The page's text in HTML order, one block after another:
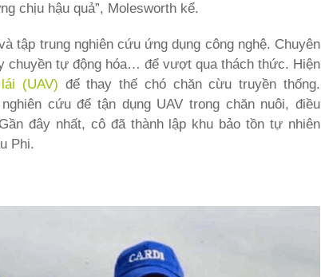
chịu hậu quả”, Molesworth kể.
tập trung nghiên cứu ứng dụng công nghệ. Chuyên
chuyền tự động hóa… để vượt qua thách thức. Hiện
(UAV) để thay thế chó chăn cừu truyền thống.
cứu để tận dụng UAV trong chăn nuôi, điều
đây nhất, cô đã thành lập khu bảo tồn tự nhiên
Phi.